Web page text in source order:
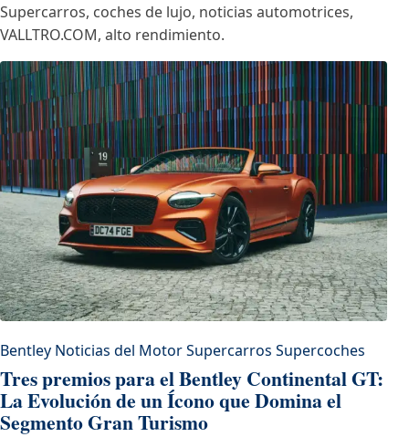
Supercarros, coches de lujo, noticias automotrices,
VALLTRO.COM, alto rendimiento.
Bentley Noticias del MotorSupercarros Supercoches
Tres premios para el Bentley Continental GT:
La Evolución de un Ícono que Domina el
Segmento Gran Turismo